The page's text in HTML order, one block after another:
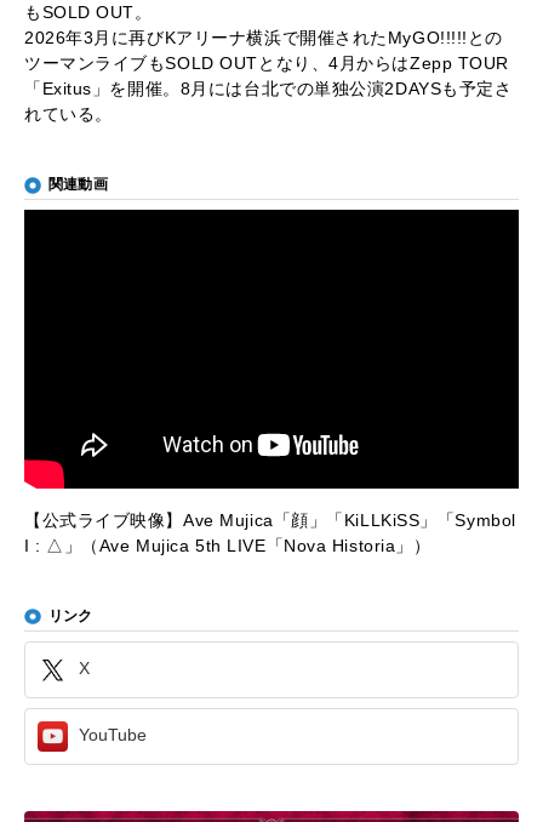
もSOLD OUT。
2026年3月に再びKアリーナ横浜で開催されたMyGO!!!!!との
ツーマンライブもSOLD OUTとなり、4月からはZepp TOUR
「Exitus」を開催。8月には台北での単独公演2DAYSも予定さ
れている。
関連動画
【公式ライブ映像】Ave Mujica「顔」「KiLLKiSS」「Symbol
I : △」（Ave Mujica 5th LIVE「Nova Historia」）
リンク
X
YouTube